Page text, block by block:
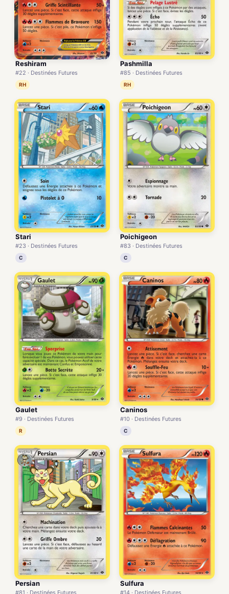
Reshiram
#22 · Destinées Futures
RH
Pashmilla
#85 · Destinées Futures
RH
Stari
#23 · Destinées Futures
C
Poichigeon
#83 · Destinées Futures
C
Gaulet
#9 · Destinées Futures
R
Caninos
#10 · Destinées Futures
C
Persian
#81 · Destinées Futures
Sulfura
#14 · Destinées Futures